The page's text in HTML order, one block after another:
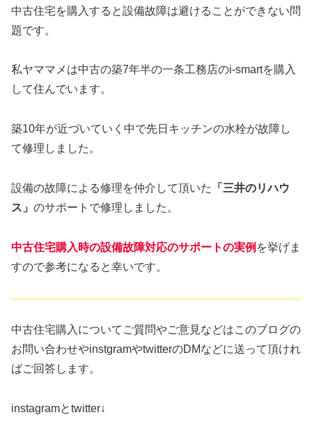
中古住宅を購入すると設備故障は避けることができない問
題です。
私ヤママメは中古の築7年半の一条工務店のi-smartを購入
して住んでいます。
築10年が近づいていく中で先日キッチンの水栓が故障し
て修理しました。
設備の故障による修理を仲介して頂いた
「三井のリハウ
ス」 のサポートで修理しました。
中古住宅購入時の設備故障対応のサポートの実例 を挙げま
すので参考になると幸いです。
中古住宅購入についてご質問やご意見などはこのブログの
お問い合わせやinstgramやtwitterのDMなどに送って頂けれ
ばご回答します。
instagramとtwitter↓